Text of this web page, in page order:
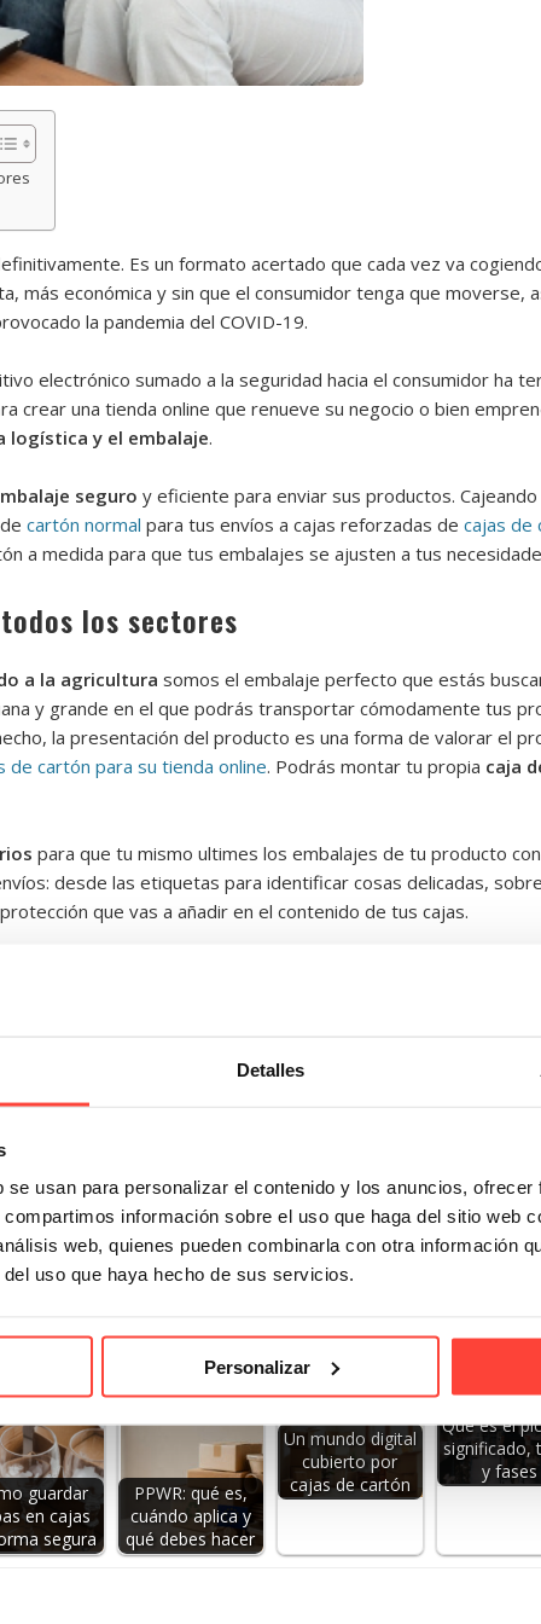
Detalles
usan para personalizar el contenido y los anuncios,
información sobre el uso que haga del sitio web
web, quienes pueden combinarla con otra información
uso que haya hecho de sus servicios.
Personalizar
Es un formato acertado que cada vez va
más económica y sin que el consumidor tenga que
la pandemia del COVID-19.
electrónico sumado a la seguridad hacia el consumidor ha
crear una tienda online que renueve su negocio o bien
logística y el embalaje.
seguroy eficiente para enviar sus productos.
decartón normal para tus envíos a cajas reforzadas decajas de
a medida para que tus embalajes se ajusten a tus
los sectores
a la agricultura somos el embalaje perfecto que estás
y grande en el que podrás transportar cómodamente tus
la presentación del producto es una forma de valorar el
de cartón para su tienda online. Podrás montar tu propia caja
para que tu mismo ultimes los embalajes de tu producto
desde las etiquetas para identificar cosas delicadas,
que vas a añadir en el contenido de tus cajas.
Así mismo, otra de las preocupaciones de los
Elcartón simpleva destinado a objetos menos delicados y el
guardar
en cajas
segura
PPWR: qué es,
cuándo aplica y
qué debes hacer
Un mundo digital
cubierto por
cajas de cartón
Qué es el
significado,
y fases